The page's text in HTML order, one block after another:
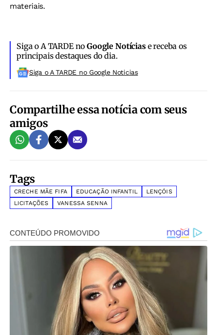
materiais.
Siga o A TARDE noGoogle Notíciase receba os
principais destaques do dia.
Siga o A TARDE no Google Noticias
Compartilhe essa notícia com seus
amigos
Tags
CRECHE MÃE FIFA EDUCAÇÃO INFANTIL
LENÇÓIS
LICITAÇÕES
VANESSA SENNA